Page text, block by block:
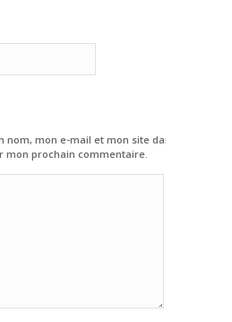
nom, mon e-mail et mon site dans le
mon prochain commentaire.